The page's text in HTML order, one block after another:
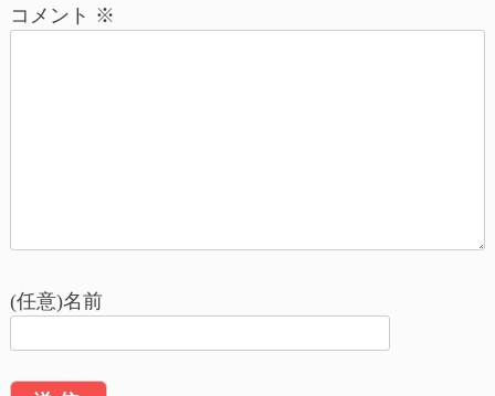
ン
コメント ※
(任意)名前